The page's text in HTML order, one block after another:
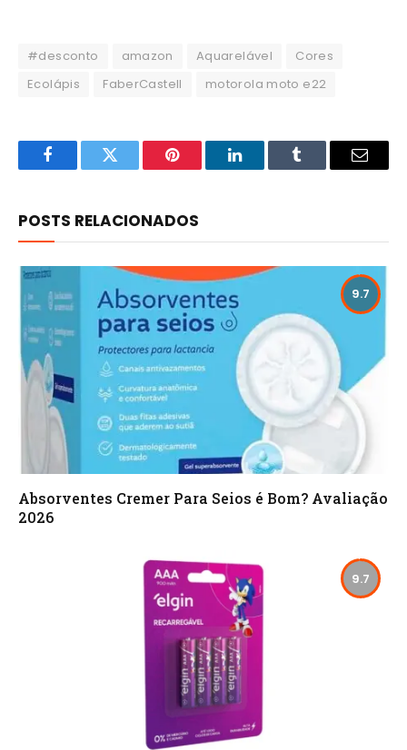
#desconto amazon Aquarelável
Cores
Ecolápis
FaberCastell motorola moto e22
FacebookTwitter Pinterest LinkedInTumblr Email
POSTS RELACIONADOS
9.7
Absorventes Cremer Para Seios é Bom? Avaliação
2026
9.7